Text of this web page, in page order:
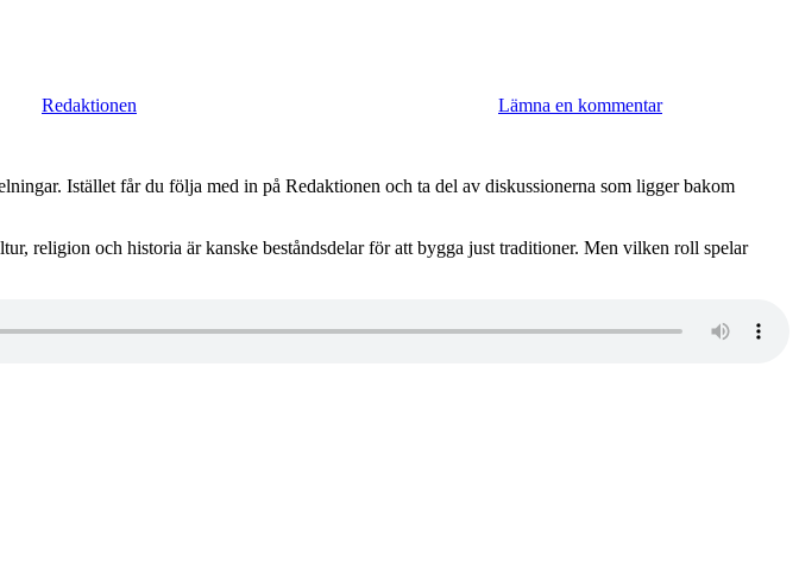
Redaktionen Lämna en kommentar
Istället får du följa med in på Redaktionen och ta del av diskussionerna som ligger bakom
religion och historia är kanske beståndsdelar för att bygga just traditioner. Men vilken roll spelar